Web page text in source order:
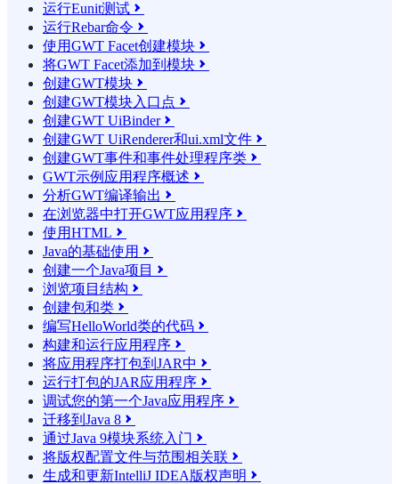
运行Eunit测试 
运行Rebar命令 
使用GWT Facet创建模块 
将GWT Facet添加到模块 
创建GWT模块 
创建GWT模块入口点 
创建GWT UiBinder
创建GWT UiRenderer和ui.xml文件 
创建GWT事件和事件处理程序类 
GWT示例应用程序概述 
分析GWT编译输出 
在浏览器中打开GWT应用程序 
使用HTML 
Java的基础使用 
创建一个Java项目 
浏览项目结构 
创建包和类 
编写HelloWorld类的代码 
构建和运行应用程序 
将应用程序打包到JAR中 
运行打包的JAR应用程序 
调试您的第一个Java应用程序 
迁移到Java 8 
通过Java 9模块系统入门 
将版权配置文件与范围相关联 
生成和更新IntelliJ IDEA版权声明 